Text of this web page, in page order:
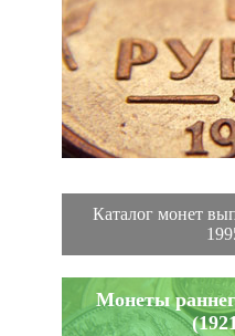
Каталог монет
Монеты